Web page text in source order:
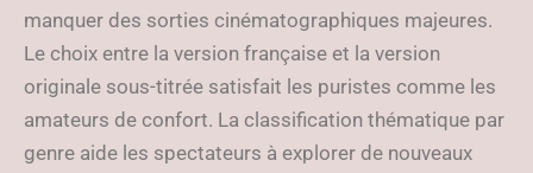
manquer des sorties cinématographiques majeures.
Le choix entre la version française et la version
originale sous-titrée satisfait les puristes comme les
amateurs de confort. La classification thématique par
genre aide les spectateurs à explorer de nouveaux